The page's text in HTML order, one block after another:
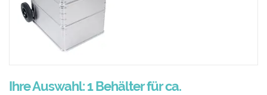
Ihre Auswahl: 1 Behälter für ca.